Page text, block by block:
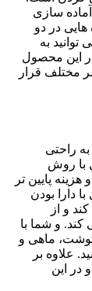
آماده سازی
در دو
به
این محصول
دستور پخت 15 غذا و دسر مختلف قرار
راحتی
با روش
پایین تر
دارا بودن
و از
کند. و شما با
گوشت، ماهی و
علاوه بر
در این